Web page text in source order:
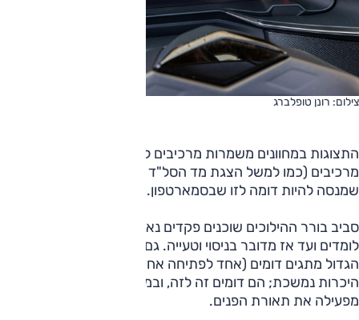
צילום: רונן טופלברג
התצוגות במחוונים משמרות מרכיבים לא שגרתיים, ותכנות
מרכיבים (כמו למשל הצגת מד הסל"ד המוזר) מחייב פעולה
שמנסה להיות דומה לזו שבסמארטפון.
סביב בורר ההילוכים שוכנים פקדים נאים אך דומים; עם הזמן
לומדים ועד אז מדובר בניסוי וטעייה. גם לתפעול גג הזכוכית
הגדול מתגים דומים (אחד לפתיחה אחד לכיסוי) המחייבים
היכרות נמשכת; הם דומים זה לזה, ובמקרים רבים האצבע
מפעילה את תאורת הפנים.